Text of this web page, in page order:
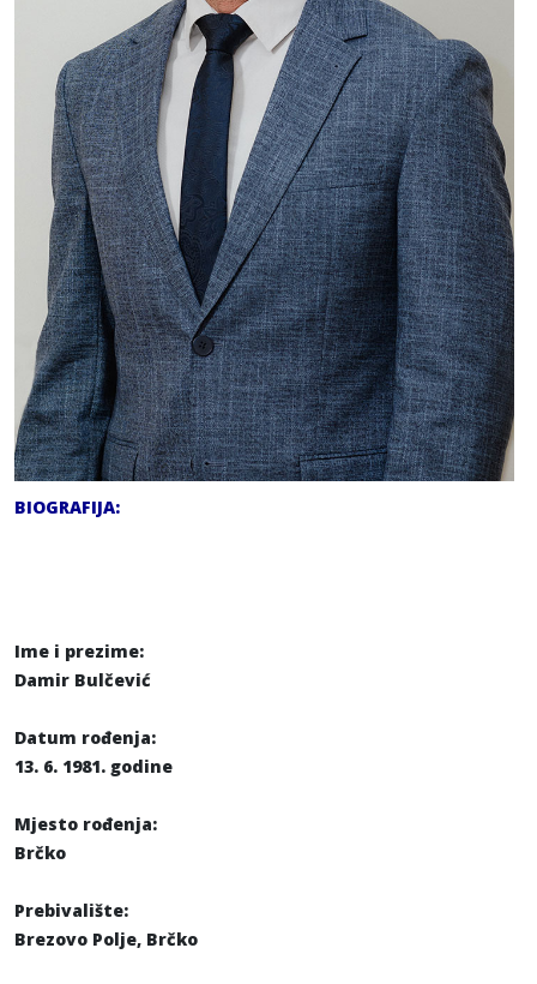
BIOGRAFIJA:
Ime i prezime:
Damir Bulčević
Datum rođenja:
13. 6. 1981. godine
Mjesto rođenja:
Brčko
Prebivalište:
Brezovo Polje, Brčko